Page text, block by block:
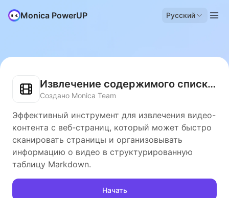
Monica PowerUP Русский
Извлечение содержимого списка видео
Создано Monica Team
Эффективный инструмент для извлечения видео-
контента с веб-страниц, который может быстро
сканировать страницы и организовывать
информацию о видео в структурированную
таблицу Markdown.
Начать